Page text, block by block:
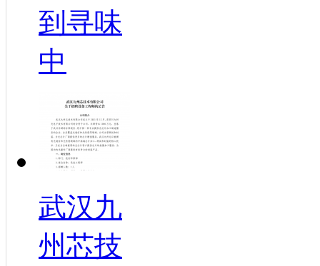
到寻味
中
武汉九
州芯技